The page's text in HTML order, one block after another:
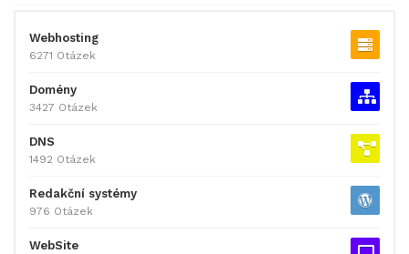
Webhosting
6271 Otázek
Domény
3427 Otázek
DNS
1492 Otázek
Redakční systémy
976 Otázek
WebSite